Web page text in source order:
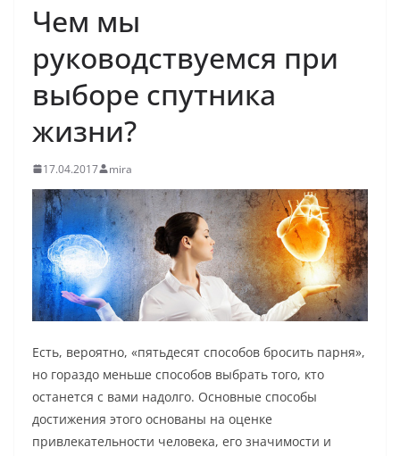
Чем мы
руководствуемся при
выборе спутника
жизни?
17.04.2017 mira
Есть, вероятно, «пятьдесят способов бросить парня»,
но гораздо меньше способов выбрать того, кто
останется с вами надолго. Основные способы
достижения этого основаны на оценке
привлекательности человека, его значимости и